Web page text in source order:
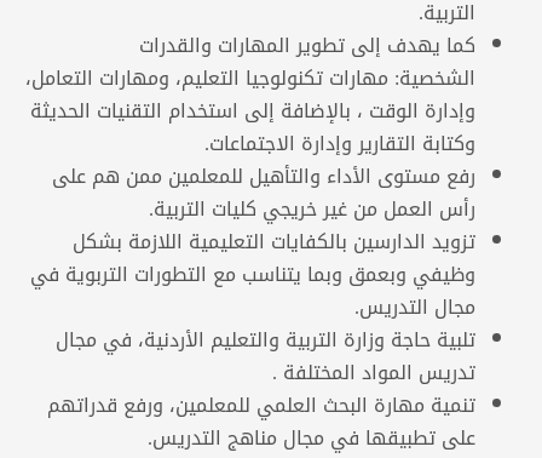
التربية.
كما يهدف إلى تطوير المهارات والقدرات
الشخصية: مهارات تكنولوجيا التعليم، ومهارات التعامل،
وإدارة الوقت ، بالإضافة إلى استخدام التقنيات الحديثة
وكتابة التقارير وإدارة الاجتماعات.
رفع مستوى الأداء والتأهيل للمعلمين ممن هم على
رأس العمل من غير خريجي كليات التربية.
تزويد الدارسين بالكفايات التعليمية اللازمة بشكل
وظيفي وبعمق وبما يتناسب مع التطورات التربوية في
مجال التدريس.
تلبية حاجة وزارة التربية والتعليم الأردنية، في مجال
تدريس المواد المختلفة .
تنمية مهارة البحث العلمي للمعلمين، ورفع قدراتهم
على تطبيقها في مجال مناهج التدريس.